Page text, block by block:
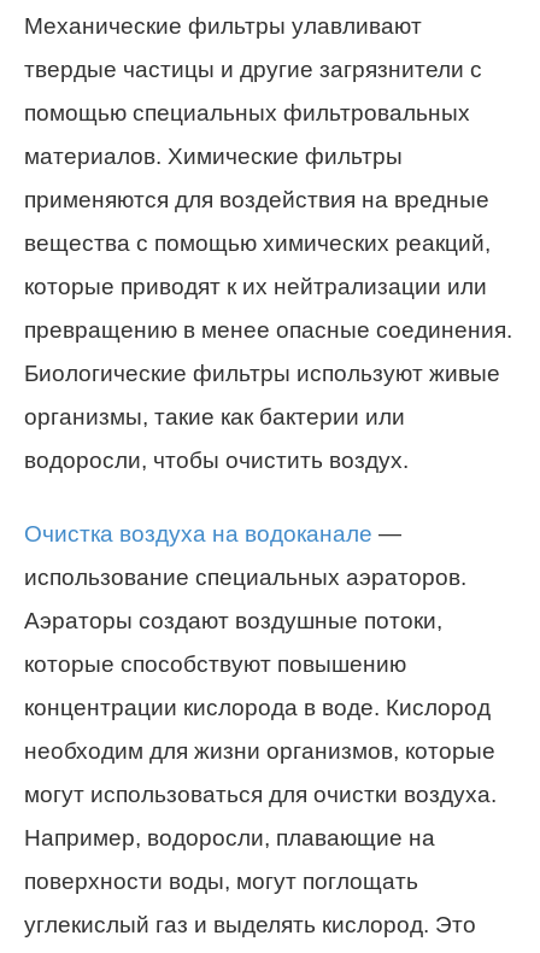
Механические фильтры улавливают
твердые частицы и другие загрязнители с
помощью специальных фильтровальных
материалов. Химические фильтры
применяются для воздействия на вредные
вещества с помощью химических реакций,
которые приводят к их нейтрализации или
превращению в менее опасные соединения.
Биологические фильтры используют живые
организмы, такие как бактерии или
водоросли, чтобы очистить воздух.
Очистка воздуха на водоканале —
использование специальных аэраторов.
Аэраторы создают воздушные потоки,
которые способствуют повышению
концентрации кислорода в воде. Кислород
необходим для жизни организмов, которые
могут использоваться для очистки воздуха.
Например, водоросли, плавающие на
поверхности воды, могут поглощать
углекислый газ и выделять кислород. Это